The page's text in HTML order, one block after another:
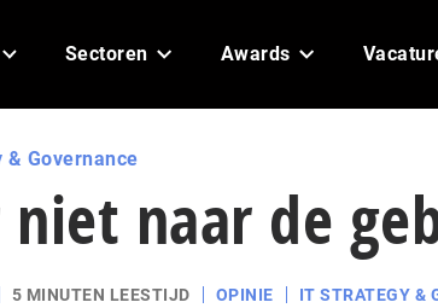
Sectoren Awards
& Governance
niet naar de
5 MINUTEN LEESTIJD OPINIE IT STRATEGY &